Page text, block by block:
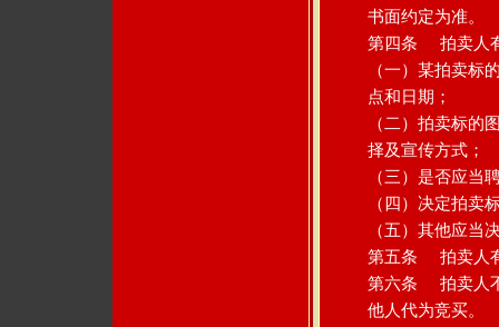
书面约定为准。
第四条 拍卖人
（一）某拍卖标
点和日期；
（二）拍卖标的
择及宣传方式；
（三）是否应当
（四）决定拍卖
（五）其他应当
第五条 拍卖人
第六条 拍卖人不
他人代为竞买。